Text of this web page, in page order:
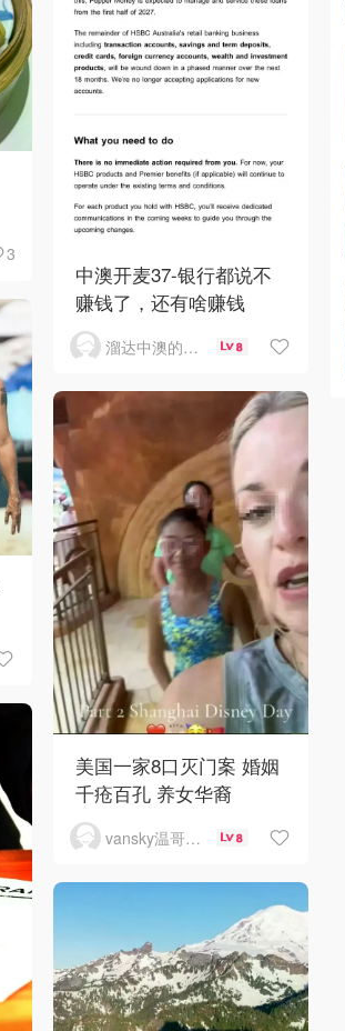
3
中澳开麦37-银行都说不
赚钱了，还有啥赚钱
溜达中澳的王公子 8
美国一家8口灭门案 婚姻
千疮百孔 养女华裔
vansky温哥华天空 8